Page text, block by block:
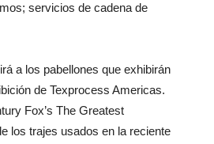
servicios de cadena de
a los pabellones que exhibirán
de Texprocess Americas.
Fox’s The Greatest
los trajes usados en la reciente